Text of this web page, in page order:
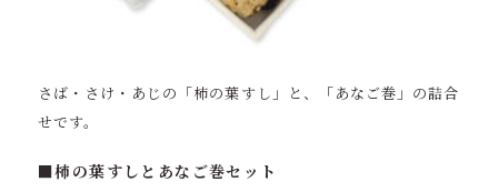
さば・さけ・あじの「柿の葉すし」と、「あなご巻」の詰合
せです。
■柿の葉すしとあなご巻セット